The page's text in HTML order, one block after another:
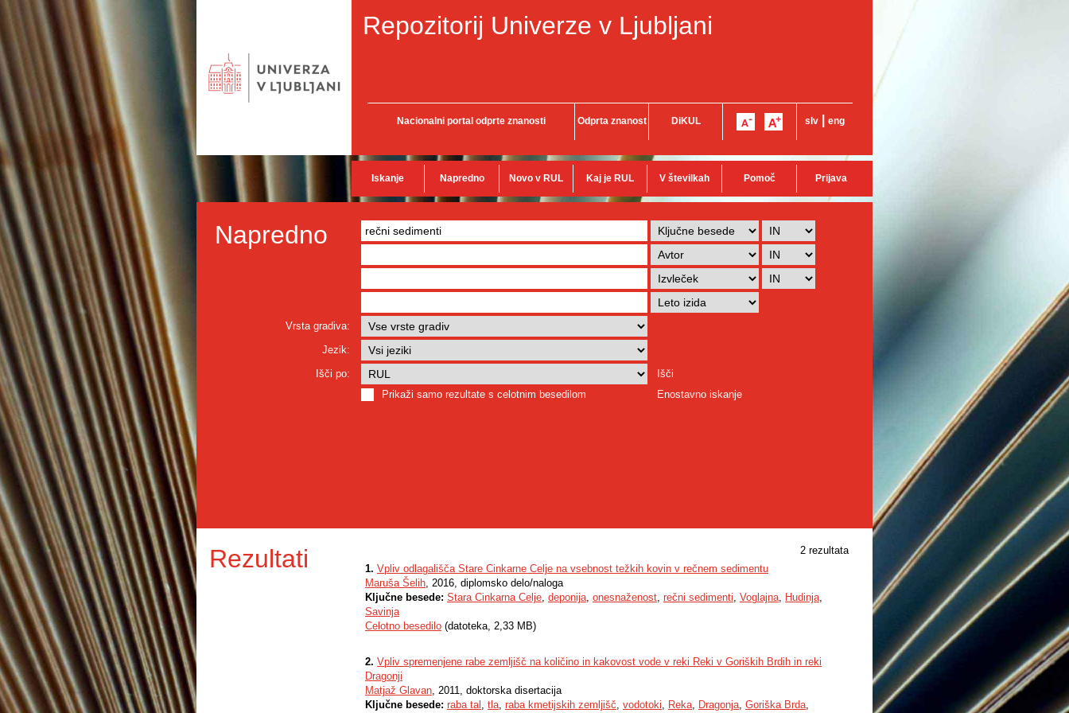
Repozitorij Univerze v Ljubljani
Nacionalni portal odprte znanosti Odprta znanost DiKUL slv eng
Iskanje Napredno Novo v RUL Kaj je RUL V številkah Pomoč Prijava
Napredno
Vrsta gradiva:
Jezik:
Išči po:
Išči
Prikaži samo rezultate s celotnim besedilom
Enostavno iskanje
Rezultati
2 rezultata
1. Vpliv odlagališča Stare Cinkarne Celje na vsebnost težkih kovin v rečnem sedimentu
Maruša Šelih, 2016, diplomsko delo/naloga
Ključne besede: Stara Cinkarna Celje, deponija, onesnaženost, rečni sedimenti, Voglajna, Hudinja,
Savinja
Celotno besedilo (datoteka, 2,33 MB)
2. Vpliv spremenjene rabe zemljišč na količino in kakovost vode v reki Reki v Goriških Brdih in reki
Dragonji
Matjaž Glavan, 2011, doktorska disertacija
Ključne besede: raba tal , tla, raba kmetijskih zemljišč, vodotoki, Reka, Dragonja, Goriška Brda,